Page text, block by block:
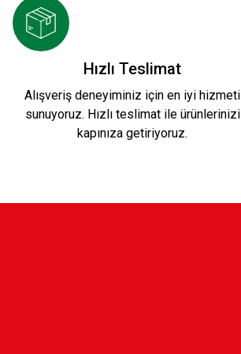
HAKİKİ DERİ LOGO BİLEKLİK
249,90 TL
Hızlı Teslimat
Alışveriş deneyiminiz için en iyi hizmeti
sunuyoruz. Hızlı teslimat ile ürünlerinizi
kapınıza getiriyoruz.